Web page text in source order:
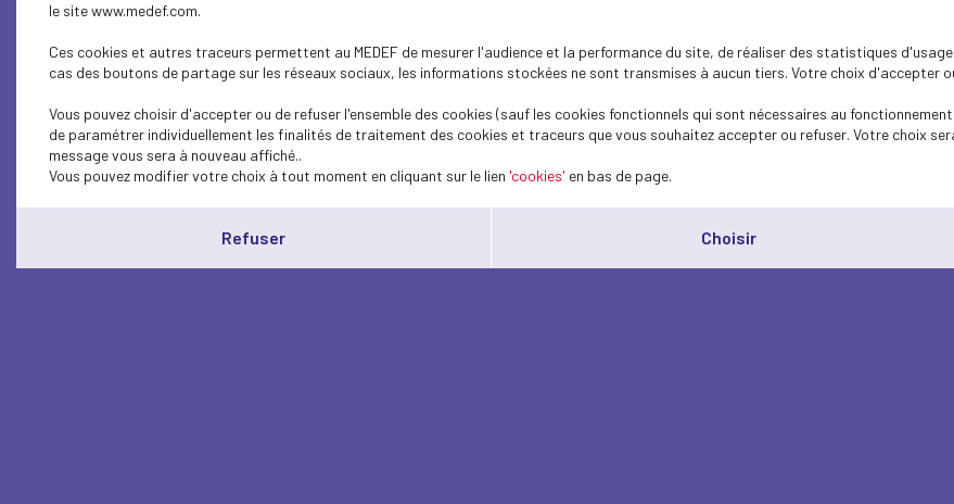
le site www.medef.com.
Ces cookies et autres traceurs permettent au MEDEF de mesurer l'audience et la performance du site, de réaliser des statistiques
cas des boutons de partage sur les réseaux sociaux, les informations stockées ne sont transmises à aucun tiers. Votre choix d'accepter
Vous pouvez choisir d'accepter ou de refuser l'ensemble des cookies (sauf les cookies fonctionnels qui sont nécessaires au
de paramétrer individuellement les finalités de traitement des cookies et traceurs que vous souhaitez accepter ou refuser. Votre choix
message vous sera à nouveau affiché..
Vous pouvez modifier votre choix à tout moment en cliquant sur le lien 'cookies' en bas de page.
Refuser Choisir